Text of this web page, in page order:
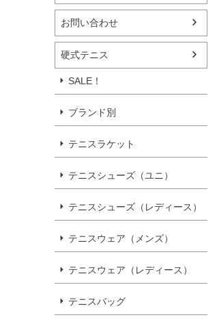
お問い合わせ
硬式テニス
SALE！
ブランド別
テニスラケット
テニスシューズ（ユニ）
テニスシューズ（レディース）
テニスウェア（メンズ）
テニスウェア（レディース）
テニスバッグ